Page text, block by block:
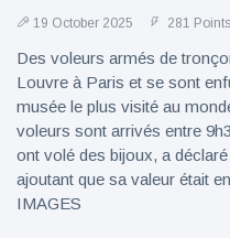
19 October 2025 281
Des voleurs armés de
Louvre à Paris et se sont
musée le plus visité au
voleurs sont arrivés entre
ont volé des bijoux, a
ajoutant que sa valeur était
IMAGES